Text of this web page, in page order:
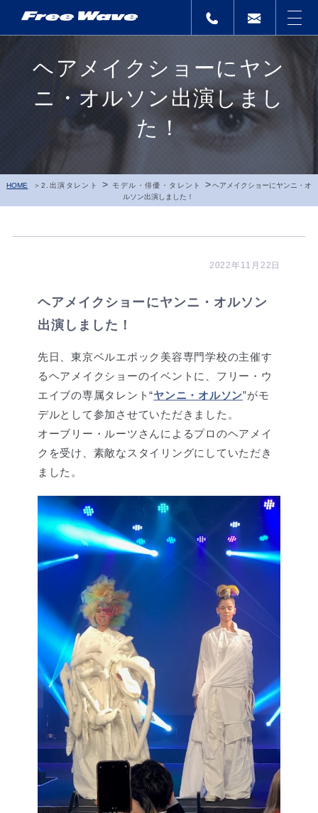
ヘアメイクショーにヤン
ニ・オルソン出演しまし
た！
HOME 2.出演タレント >モデル・俳優・タレント >ヘアメイクショーにヤンニ・オ
ルソン出演しました！
2022年11月22日
ヘアメイクショーにヤンニ・オルソン
出演しました！
先日、東京ベルエポック美容専門学校の主催す
るヘアメイクショーのイベントに、フリー・ウ
エイブの専属タレント“ヤンニ・オルソン”がモ
デルとして参加させていただきました。
オーブリー・ルーツさんによるプロのヘアメイ
クを受け、素敵なスタイリングにしていただき
ました。